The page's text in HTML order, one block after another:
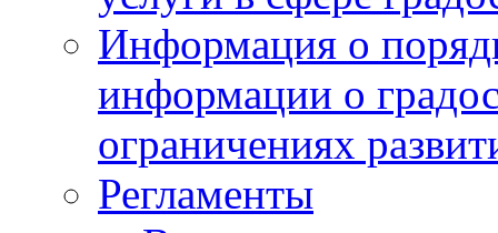
Информация о
информации о
ограничениях
Регламенты